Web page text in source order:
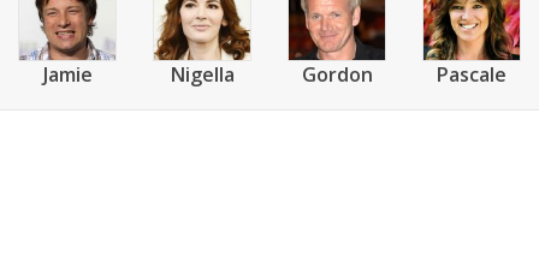
Jamie Nigella Gordon Pascale